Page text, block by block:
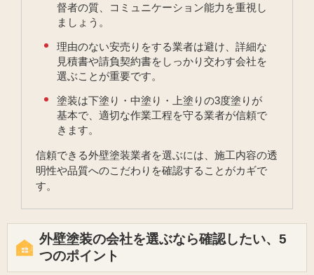
督者の質、コミュニケーション能力を重視し
ましょう。
理由のない安売りをする業者は避け、詳細な
見積書や請負契約書をしっかり交わす会社を
選ぶことが重要です。
塗装は下塗り・中塗り・上塗りの3度塗りが
基本で、適切な作業工程を守る業者が信頼で
きます。
信頼できる外壁塗装業者を選ぶには、施工内容の透
明性や品質へのこだわりを確認することがカギで
す。
外壁塗装の会社を選ぶなら確認したい、5
つのポイント